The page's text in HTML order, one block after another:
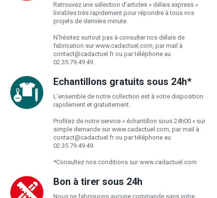
Retrouvez une sélection d’articles « délais express »
livrables très rapidement pour répondre à tous vos
projets de dernière minute.
N’hésitez surtout pas à consulter nos délais de
fabrication sur www.cadactuel.com, par mail à
contact@cadactuel.frou par téléphone au
02.35.79.49.49.
Echantillons gratuits sous 24h*
L’ensemble de notre collection est à votre disposition
rapidement et gratuitement.
Profitez de notre service « échantillon sous 24h00 » sur
simple demande sur www.cadactuel.com, par mail à
contact@cadactuel.frou par téléphone au
02.35.79.49.49.
*Consultez nos conditions sur www.cadactuel.com
Bon à tirer sous 24h
Nous ne fabriquons aucune commande sans votre